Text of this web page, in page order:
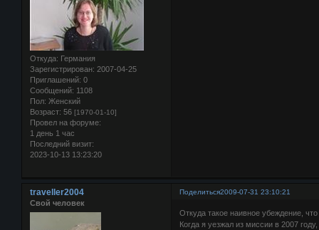
Откуда: Германия
Зарегистрирован: 2007-04-25
Приглашений: 0
Сообщений: 1108
Пол: Женский
Возраст: 56 [1970-01-10]
Провел на форуме:
1 день 1 час
Последний визит:
2023-10-13 13:23:20
Поделиться2009-07-31 23:10:21
traveller2004
Свой человек
Откуда такое наивное убеждение,
Когда я уезжал из миссии в 2007